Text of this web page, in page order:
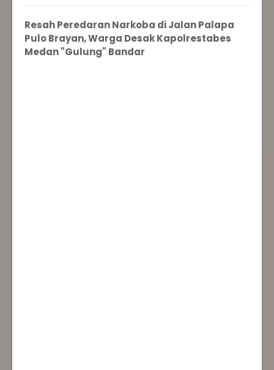
Resah Peredaran Narkoba di Jalan Palapa
Pulo Brayan, Warga Desak Kapolrestabes
Medan "Gulung" Bandar